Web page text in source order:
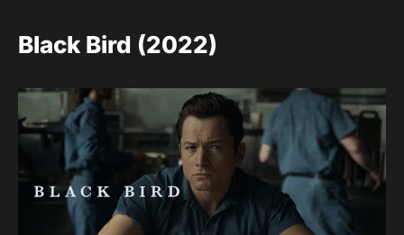
Black Bird (2022)